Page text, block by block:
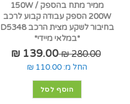
ממיר מתח בהספק 150W /
200W הספק עבודה קבוע לרכב
בחיבור לשקע מצית הרכב D5348
*במלאי מיידי*
280.00 ₪
139.00 ₪
החל מ: 110.00 ₪
הוסף לסל